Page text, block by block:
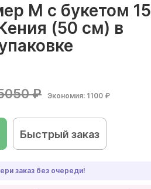
M с букетом 15
(50 см) в
₽ Экономия: 1100 ₽
Быстрый заказ
заказ без очереди!